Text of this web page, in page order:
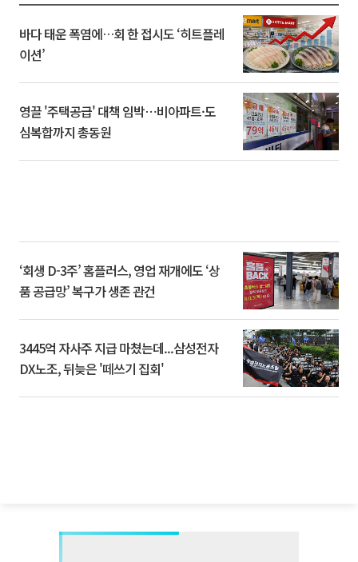
바다 태운 폭염에…회 한 접시도 ‘히트플레
이션’
영끌 '주택공급' 대책 임박⋯비아파트·도
심복합까지 총동원
‘회생 D-3주’ 홈플러스, 영업 재개에도 ‘상
품 공급망’ 복구가 생존 관건
3445억 자사주 지급 마쳤는데...삼성전자
DX노조, 뒤늦은 '떼쓰기 집회'